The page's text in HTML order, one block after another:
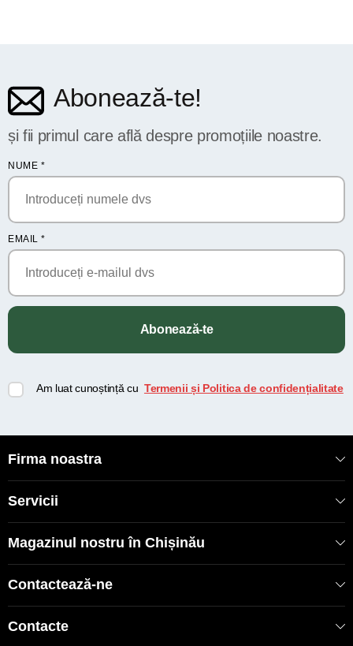
Abonează-te!
și fii primul care află despre promoțiile noastre.
NUME *
EMAIL *
Abonează-te
Am luat cunoștință cu Termenii și Politica de confidențialitate
Firma noastra
Servicii
Magazinul nostru în Chișinău
Contactează-ne
Contacte